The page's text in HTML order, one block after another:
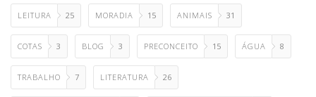
LEITURA 25 MORADIA 15 ANIMAIS 31
COTAS 3 BLOG 3 PRECONCEITO 15 ÁGUA 8
TRABALHO 7 LITERATURA 26